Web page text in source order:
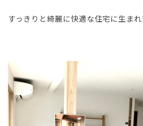
すっきりと綺麗に快適な住宅に生まれ